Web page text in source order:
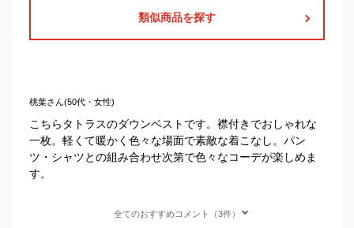
類似商品を探す
桃葉さん(50代・女性)
こちらタトラスのダウンベストです。襟付きでおしゃれな
一枚。軽くて暖かく色々な場面で素敵な着こなし。パン
ツ・シャツとの組み合わせ次第で色々なコーデが楽しめま
す。
全てのおすすめコメント（3件）